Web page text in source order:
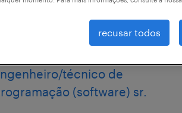
técnico de
(software) sr.
recusar todos